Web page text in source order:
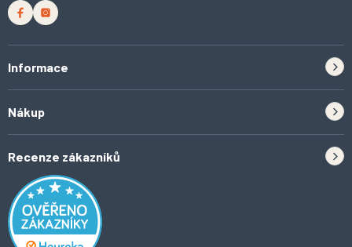
Informace
Tipy do kuchyně
Inspirace a trendy
Domácí vychytávky
O Ahomi
Nákup
Odstoupení od smlouvy
Obchodní podmínky
Ochrana osobních údajů
Recenze zákazníků